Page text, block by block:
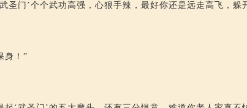
圣门’个个武功高强，心狠手辣，最好你还是远走高飞，躲
身！”